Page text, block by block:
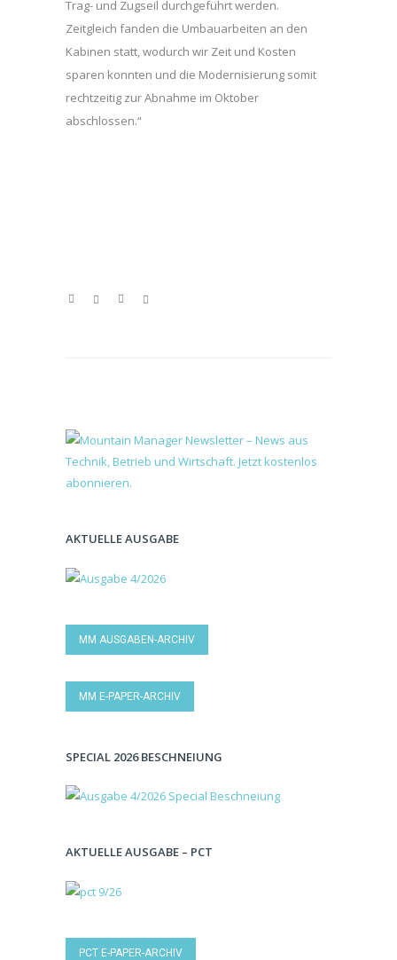
Trag- und Zugseil durchgeführt werden.
Zeitgleich fanden die Umbauarbeiten an den
Kabinen statt, wodurch wir Zeit und Kosten
sparen konnten und die Modernisierung somit
rechtzeitig zur Abnahme im Oktober
abschlossen.“
AKTUELLE AUSGABE
MM AUSGABEN-ARCHIV
MM E-PAPER-ARCHIV
SPECIAL 2026 BESCHNEIUNG
AKTUELLE AUSGABE – PCT
PCT E-PAPER-ARCHIV